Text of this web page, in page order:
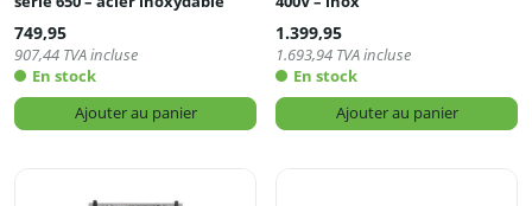
749,95
907,44 TVA incluse
En stock
Ajouter au panier
1.399,95
1.693,94 TVA incluse
En stock
Ajouter au panier